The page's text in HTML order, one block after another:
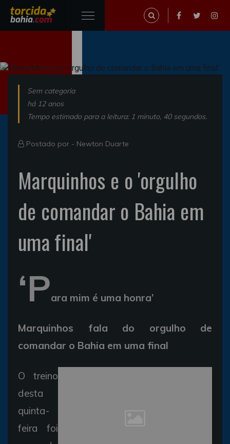
Sem categoria
há 12 anos
Tempo estimado para a leitura: 1 minuto, 40 segundos.
Postado por - Newton Duarte
Marquinhos e o 'orgulho
de comandar o Bahia em
uma final'
‘Para mim é uma honra’
Marquinhos fala do orgulho de
comandar o Bahia em uma final
O treino
desta
quinta-
feira foi